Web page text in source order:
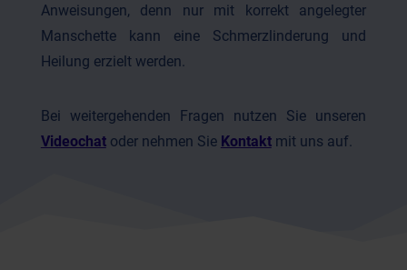
Anweisungen, denn nur mit korrekt angelegter
Manschette kann eine Schmerzlinderung und
Heilung erzielt werden.
Bei weitergehenden Fragen nutzen Sie unseren
Videochatoder nehmen Sie Kontaktmit uns auf.